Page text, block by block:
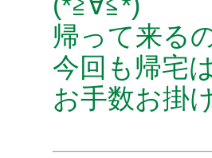
帰って来る
今回も帰宅
お手数お掛